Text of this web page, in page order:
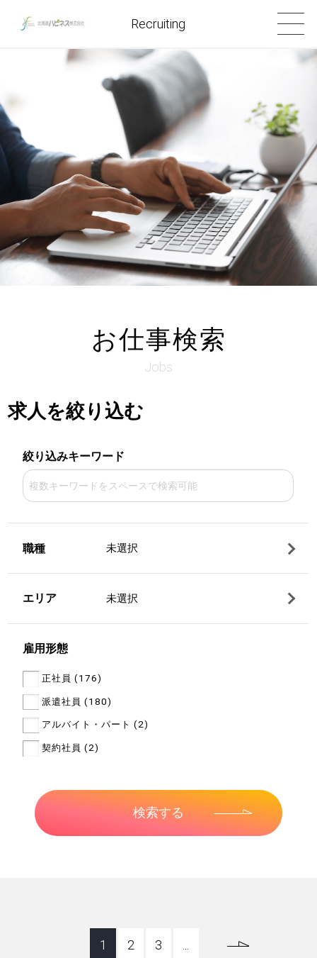
Recruiting
お仕事検索
Jobs
求人を絞り込む
絞り込みキーワード
職種 未選択
エリア 未選択
雇用形態
正社員 (176)
派遣社員 (180)
アルバイト・パート (2)
契約社員 (2)
1 2 3 ...